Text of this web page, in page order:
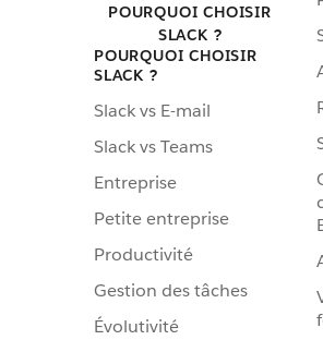
POURQUOI CHOISIR
SLACK ?
POURQUOI CHOISIR
SLACK ?
Slack vs E-mail
Slack vs Teams
Entreprise
Petite entreprise
Productivité
Gestion des tâches
Évolutivité